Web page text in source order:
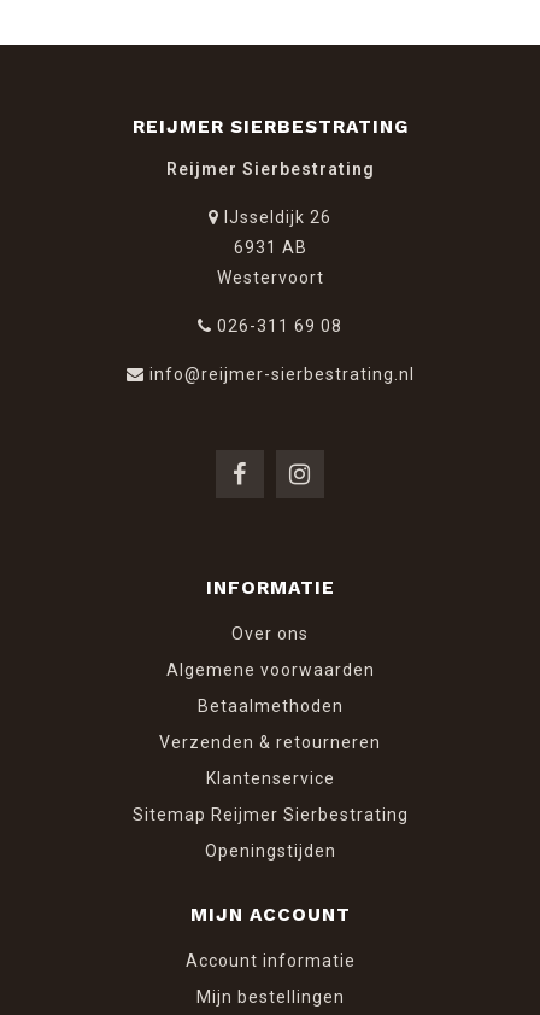
REIJMER SIERBESTRATING
Reijmer Sierbestrating
IJsseldijk 26
6931 AB
Westervoort
026-311 69 08
info@reijmer-sierbestrating.nl
INFORMATIE
Over ons
Algemene voorwaarden
Betaalmethoden
Verzenden & retourneren
Klantenservice
Sitemap Reijmer Sierbestrating
Openingstijden
MIJN ACCOUNT
Account informatie
Mijn bestellingen